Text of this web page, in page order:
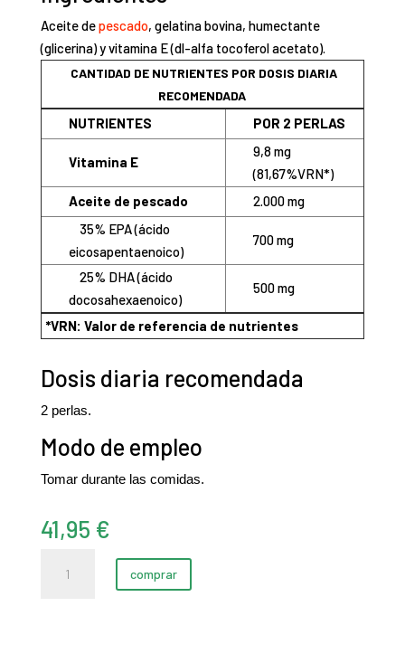
Aceite depescado, gelatina bovina, humectante
(glicerina) y vitamina E (dl-alfa tocoferol acetato).
CANTIDAD DE NUTRIENTES POR DOSIS DIARIA
RECOMENDADA
NUTRIENTES POR 2 PERLAS
Vitamina E
9,8 mg
(81,67%VRN*)
Aceite de pescado
2.000 mg
35% EPA (ácido
eicosapentaenoico)
700 mg
25% DHA (ácido
docosahexaenoico)
500 mg
*VRN: Valor de referencia de nutrientes
Dosis diaria recomendada
2 perlas.
Modo de empleo
Tomar durante las comidas.
41,95 €
comprar